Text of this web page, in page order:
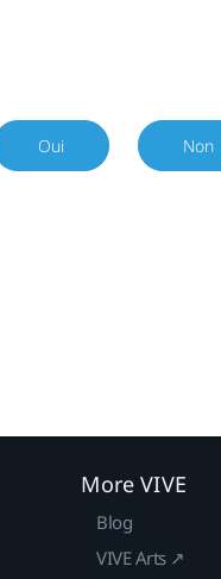
Oui Non
More VIVE
Blog
VIVE Arts ↗